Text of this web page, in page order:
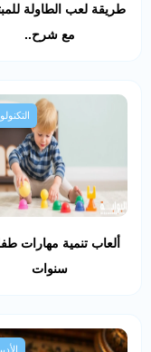
طريقة لعب الطاولة
مع شرح..
سنوات